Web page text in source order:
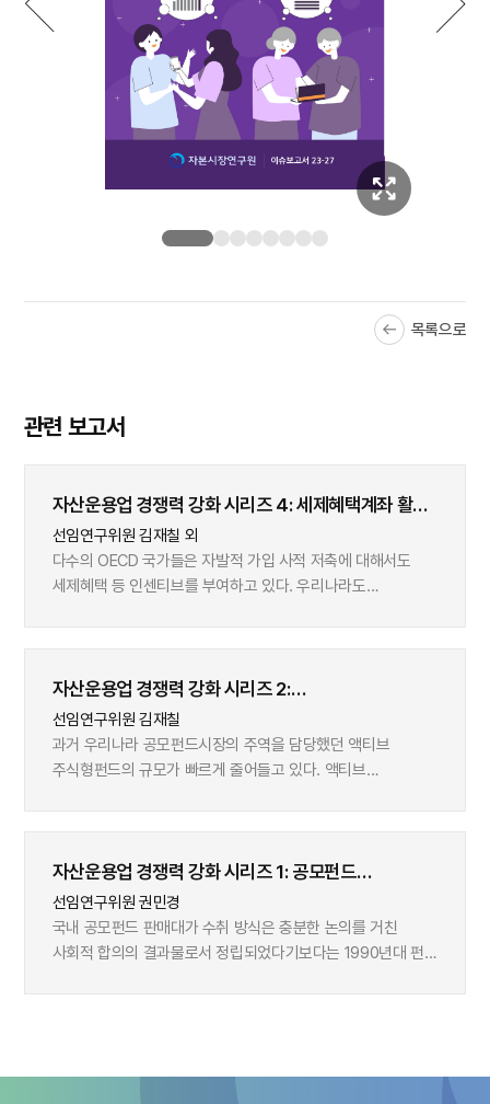
목록으로
관련 보고서
자산운용업 경쟁력 강화 시리즈 4: 세제혜택계좌 활용
확산과 자산운용사의 대응 과제
선임연구위원 김재칠 외
다수의 OECD 국가들은 자발적 가입 사적 저축에 대해서도
세제혜택 등 인센티브를 부여하고 있다. 우리나라도
넘어오며 빠르게 늘어나고 있다. 동일한 금액을 일반 과세계좌,
연금저축계좌, IRP, ISA에 40년간 저축했을 때 적립자산
규모에 어떤 차이가 있는지 분석한 결과 다음과 같은 특징이
나타났다. 우선 세제혜택계좌는 일반 과세계좌 대비 자산적립
가지 채널을 통해 증폭된다. 첫째, 저축 납입시점의 세액공제
규모가 크면, 시간이 지나면서 적립액 증폭 효과로 나타나는데,
이로 인해 세제혜택계좌간에도 최종 적립규모에 차이가 난다.
길어질수록 증폭된다. 셋째, 낮은 연금소득세율의 효과로 인해
세제혜택계좌의 인출시 적립자산의 축소가 크지 않다.
세제혜택계좌의 유용성으로 인해 향후 가입자와 적립액 증가가
자산운용업 경쟁력 강화 시리즈 2:
공모주식형펀드시장의 변화와 자산운용사의 대응
선임연구위원 김재칠
과거 우리나라 공모펀드시장의 주역을 담당했던 액티브
주식형펀드의 규모가 빠르게 줄어들고 있다. 액티브
시점이다. 펀드 단위 데이터로 분석한 결과 액티브
주식형펀드의 운용성과는 평균적으로 벤치마크 수익률을
넘어서기 어려웠다. 2012년 이후 이러한 양상이 더 명확하게
나타났다. 따라서 부진한 운용성과가 액티브 주식형펀드
그러나 2012년 이후로는 우수한 운용성과를 올린 액티브
영향을 미친것으로 보인다. 수요자 측면에서의 구조적 변화는
자산운용업 경쟁력 강화 시리즈 1: 공모펀드
판매대가에 대한 고찰과 시사점
선임연구위원 권민경
국내 공모펀드 판매대가 수취 방식은 충분한 논의를 거친
사회적 합의의 결과물로서 정립되었다기보다는 1990년대 펀드
운용보수율보다 높게 책정된다는 특수성을 가진다. 이러한